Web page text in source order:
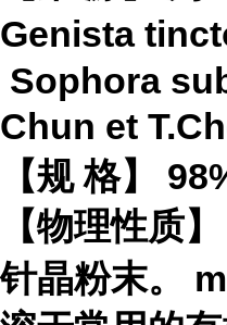
Genista
Sophora
Chun et
【规 格】
【物理性质
针晶粉末。